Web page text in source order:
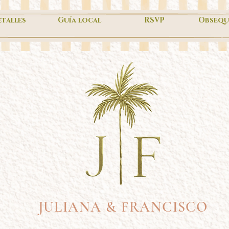
Guía local RSVP
JULIANA & FRANCISCO